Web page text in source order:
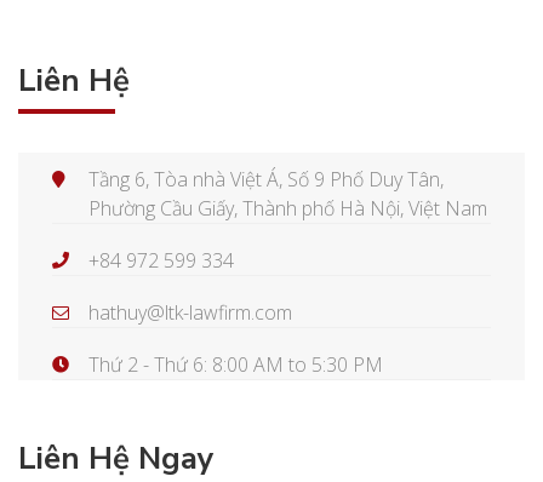
Liên Hệ
Tầng 6, Tòa nhà Việt Á, Số 9 Phố Duy Tân,
Phường Cầu Giấy, Thành phố Hà Nội, Việt Nam
+84 972 599 334
hathuy@ltk-lawfirm.com
Thứ 2 - Thứ 6: 8:00 AM to 5:30 PM
Liên Hệ Ngay